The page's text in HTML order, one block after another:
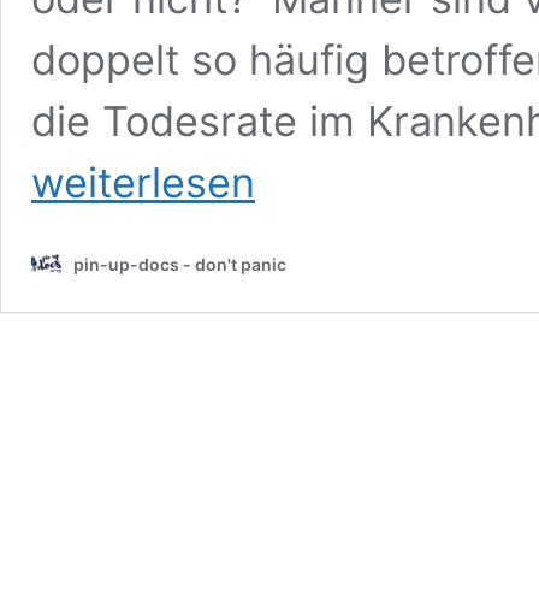
doppelt so häufig
die Todesrate im
weiterlesen
pin-up-docs - don't panic